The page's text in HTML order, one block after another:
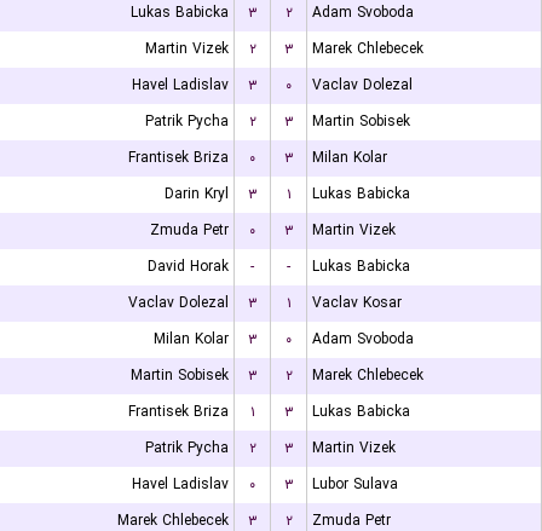
Lukas Babicka
۳ ۲
Adam Svoboda
Martin Vizek
۲ ۳
Marek Chlebecek
Havel Ladislav
۳ ۰
Vaclav Dolezal
Patrik Pycha
۲ ۳
Martin Sobisek
Frantisek Briza
۰ ۳
Milan Kolar
Darin Kryl
۳ ۱
Lukas Babicka
Zmuda Petr
۰ ۳
Martin Vizek
David Horak
- -
Lukas Babicka
Vaclav Dolezal
۳ ۱
Vaclav Kosar
Milan Kolar
۳ ۰
Adam Svoboda
Martin Sobisek
۳ ۲
Marek Chlebecek
Frantisek Briza
۱ ۳
Lukas Babicka
Patrik Pycha
۲ ۳
Martin Vizek
Havel Ladislav
۰ ۳
Lubor Sulava
Marek Chlebecek
۳ ۲ Zmuda Petr